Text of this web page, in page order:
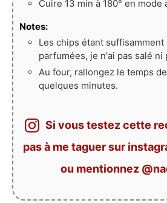
Cuire 13 min à 180° en mode
Notes:
Les chips étant suffisamment
parfumées, je n'ai pas salé
Au four, rallongez le temps
quelques minutes.
Si vous testez cette
pas à me taguer sur
ou mentionnez